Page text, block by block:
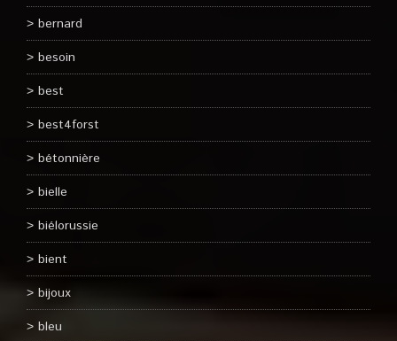
bernard
besoin
best
best4forst
bétonnière
bielle
biélorussie
bient
bijoux
bleu